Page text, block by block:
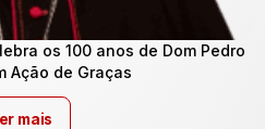
os 100 anos de Dom Pedro
Ação de Graças
mais